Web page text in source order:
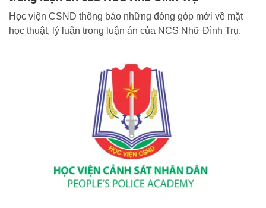
Học viện CSND thông báo những đóng góp mới về mặt
học thuật, lý luận trong luận án của NCS Nhữ Đình Trụ.